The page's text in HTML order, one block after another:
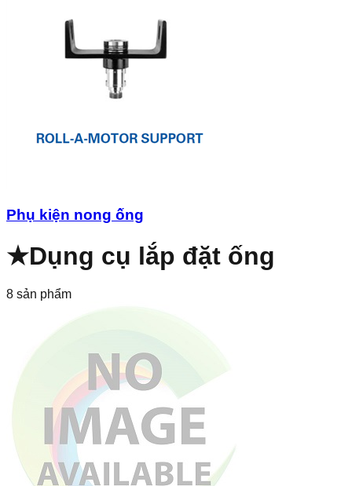
Phụ kiện nong ống
★Dụng cụ lắp đặt ống
8 sản phẩm